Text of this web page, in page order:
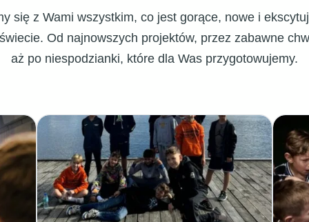
się z Wami wszystkim, co jest gorące, nowe i
Od najnowszych projektów, przez zabawne
aż po niespodzianki, które dla Was przygotowujemy.